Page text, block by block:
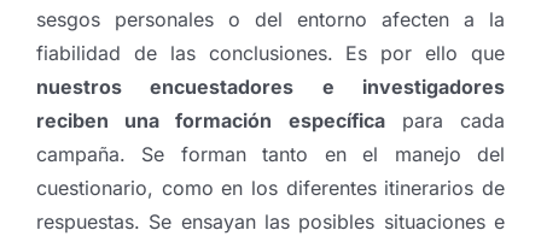
sesgos personales o del entorno afecten a la
fiabilidad de las conclusiones. Es por ello que
nuestros encuestadores e investigadores
reciben una formación específicapara cada
campaña. Se forman tanto en el manejo del
cuestionario, como en los diferentes itinerarios de
respuestas. Se ensayan las posibles situaciones e